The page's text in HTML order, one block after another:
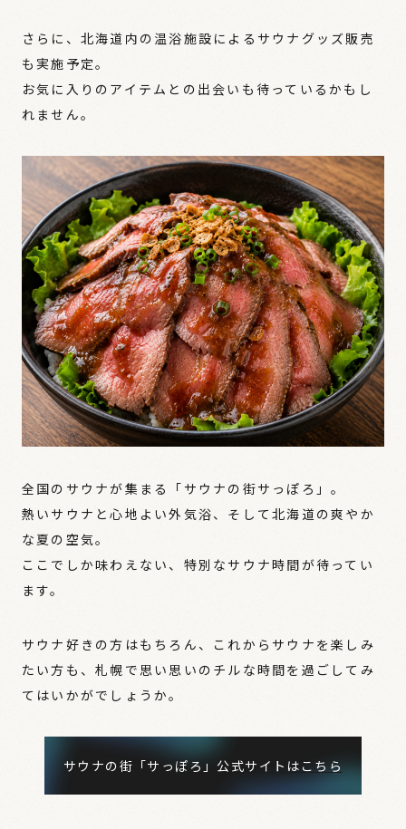
さらに、北海道内の温浴施設によるサウナグッズ販売
も実施予定。
お気に入りのアイテムとの出会いも待っているかもし
れません。
全国のサウナが集まる「サウナの街サっぽろ」。
熱いサウナと心地よい外気浴、そして北海道の爽やか
な夏の空気。
ここでしか味わえない、特別なサウナ時間が待ってい
ます。
サウナ好きの方はもちろん、これからサウナを楽しみ
たい方も、札幌で思い思いのチルな時間を過ごしてみ
てはいかがでしょうか。
サウナの街「サっぽろ」公式サイトはこちら